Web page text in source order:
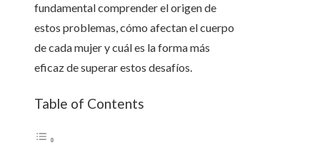
fundamental comprender el origen de
estos problemas, cómo afectan el cuerpo
de cada mujer y cuál es la forma más
eficaz de superar estos desafíos.
Table of Contents